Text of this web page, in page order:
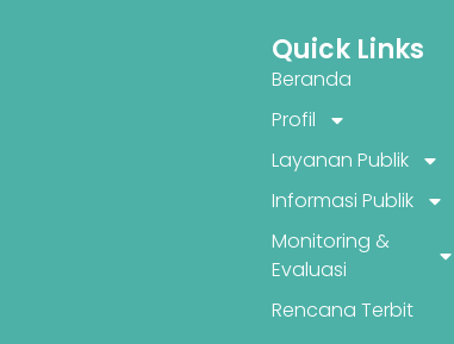
Quick Links
Beranda
Profil
Layanan Publik
Informasi Publik
Monitoring &
Evaluasi
Rencana Terbit